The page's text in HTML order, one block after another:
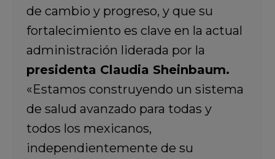
de cambio y progreso, y que su
fortalecimiento es clave en la actual
administración liderada por la
presidenta Claudia Sheinbaum.
«Estamos construyendo un sistema
de salud avanzado para todas y
todos los mexicanos,
independientemente de su